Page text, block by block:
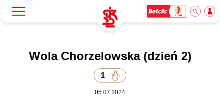
Wola Chorzelowska (dzień 2)
1
05.07.2024